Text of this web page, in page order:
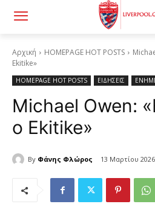
Αρχική HOMEPAGE HOT POSTS
Ekitike»
HOMEPAGE HOT POSTS ΕΙΔΗΣΕΙΣ
Michael Owen:
ο Ekitike»
By Φάνης Φλώρος 13 Μαρτίου 2026